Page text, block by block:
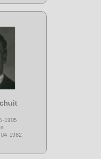
1905
1982